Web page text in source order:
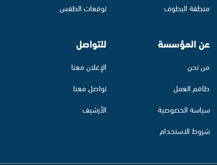
منطقة البطوف
توقعات الطقس
عن المؤسسة
من نحن
طاقم العمل
سياسة الخصوصية
شروط الاستخدام
للتواصل
الإعلان معنا
تواصل معنا
الأرشيف